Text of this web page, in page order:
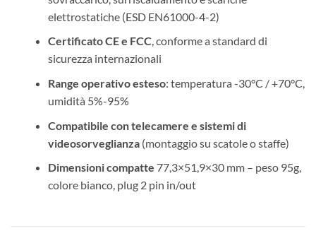
elettrostatiche (ESD EN61000-4-2)
Certificato CE e FCC, conforme a standard di
sicurezza internazionali
Range operativo esteso: temperatura -30°C / +70°C,
umidità 5%-95%
Compatibile con telecamere e sistemi di
videosorveglianza(montaggio su scatole o staffe)
Dimensioni compatte 77,3×51,9×30 mm – peso 95g,
colore bianco, plug 2 pin in/out